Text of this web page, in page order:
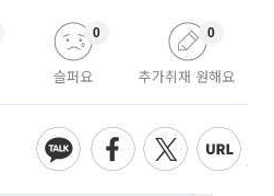
슬퍼요
0
추가취재 원해요
0